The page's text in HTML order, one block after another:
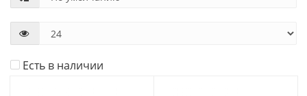
Есть в наличии